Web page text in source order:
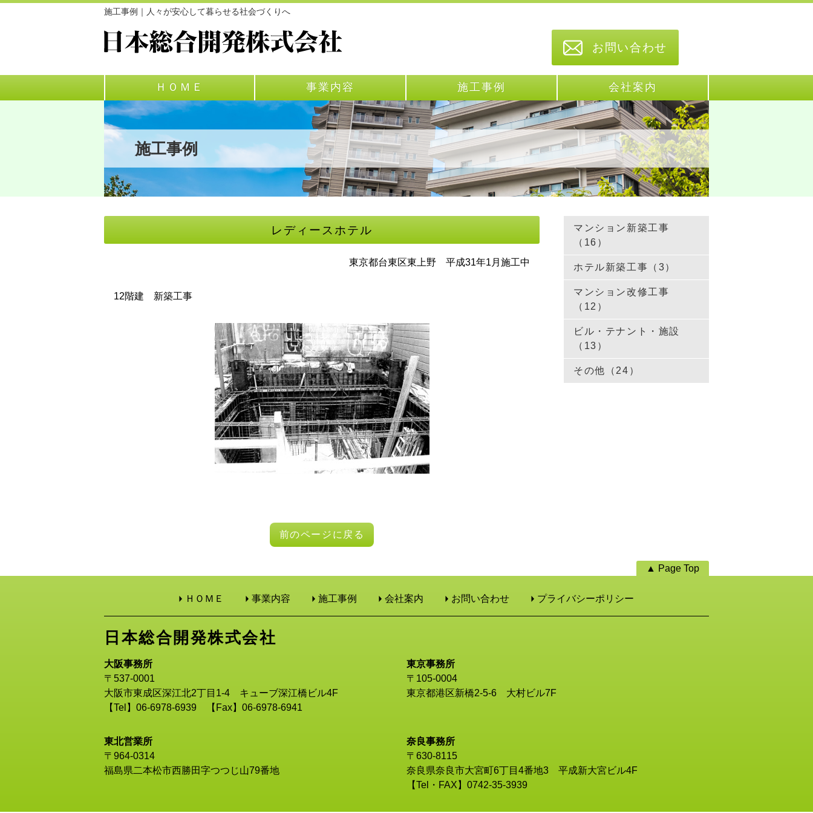
施工事例｜人々が安心して暮らせる社会づくりへ
お問い合わせ
ＨＯＭＥ 事業内容 施工事例 会社案内
施工事例
レディースホテル
東京都台東区東上野 平成31年1月施工中
12階建 新築工事
前のページに戻る
マンション新築工事
（16）
ホテル新築工事（3）
マンション改修工事
（12）
ビル・テナント・施設
（13）
その他（24）
▲ Page Top
ＨＯＭＥ 事業内容 施工事例 会社案内 お問い合わせ プライバシーポリシー
日本総合開発株式会社
大阪事務所
〒537-0001
大阪市東成区深江北2丁目1-4 キューブ深江橋ビル4F
【Tel】06-6978-6939 【Fax】06-6978-6941
東京事務所
〒105-0004
東京都港区新橋2-5-6 大村ビル7F
東北営業所
〒964-0314
福島県二本松市西勝田字つつじ山79番地
奈良事務所
〒630-8115
奈良県奈良市大宮町6丁目4番地3 平成新大宮ビル4F
【Tel・FAX】0742-35-3939